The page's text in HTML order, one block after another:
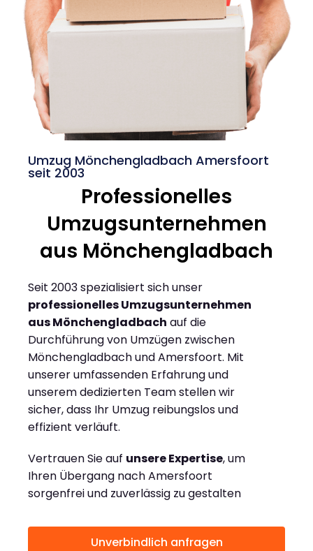
Umzug Mönchengladbach Amersfoort
seit 2003
Professionelles
Umzugsunternehmen
aus Mönchengladbach
Seit 2003 spezialisiert sich unser
professionelles Umzugsunternehmen
aus Mönchengladbach auf die
Durchführung von Umzügen zwischen
Mönchengladbach und Amersfoort. Mit
unserer umfassenden Erfahrung und
unserem dedizierten Team stellen wir
sicher, dass Ihr Umzug reibungslos und
effizient verläuft.
Vertrauen Sie auf unsere Expertise, um
Ihren Übergang nach Amersfoort
sorgenfrei und zuverlässig zu gestalten
Unverbindlich anfragen